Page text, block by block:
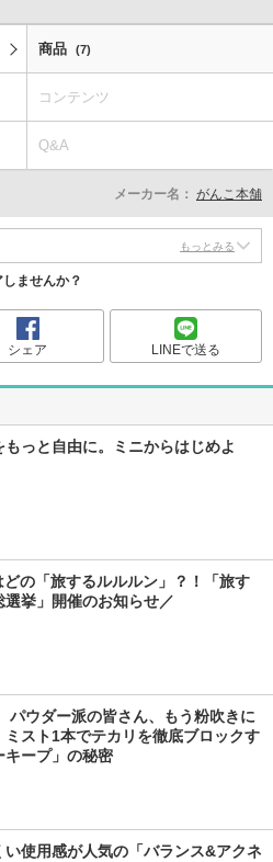
商品 (7)
コンテンツ
Q&A
メーカー名： がんこ本舗
もっとみる
ませんか？
シェア LINEで送る
もっと自由に。ミニからはじめよ
の「旅するルルルン」？！「旅す
選挙」開催のお知らせ／
パウダー派の皆さん、もう粉吹きに
ミスト1本でテカリを徹底ブロックす
キープ」の秘密
い使用感が人気の「バランス&アクネ